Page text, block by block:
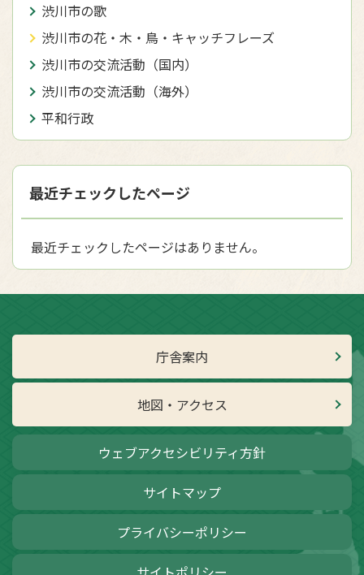
渋川市の歌
渋川市の花・木・鳥・キャッチフレーズ
渋川市の交流活動（国内）
渋川市の交流活動（海外）
平和行政
最近チェックしたページ
最近チェックしたページはありません。
庁舎案内
地図・アクセス
ウェブアクセシビリティ方針
サイトマップ
プライバシーポリシー